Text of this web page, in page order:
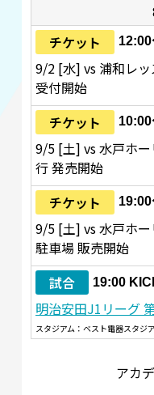
チケット
12:00
9/2 [水] vs 浦和レ
受付開始
チケット
10:00
9/5 [土] vs 水戸ホー
行 発売開始
チケット
19:00
9/5 [土] vs 水戸ホ
駐車場 販売開始
試合
19:00
明治安田J1リーグ
スタジアム：ベスト電器スタジ
アカ